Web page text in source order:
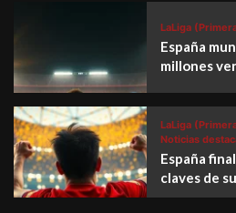
LaLiga
España
millones
LaLiga
Noticias
España
claves de